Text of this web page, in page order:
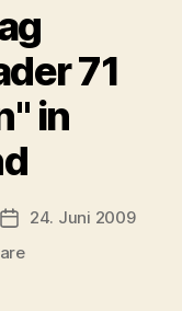
71
in
Beitragsdatum
24. Juni 2009
zu